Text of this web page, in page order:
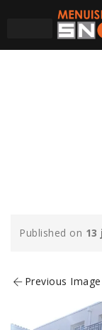
Published on 13
Previous Image